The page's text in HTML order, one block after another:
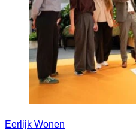
Eerlijk Wonen